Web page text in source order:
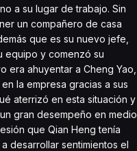
a su lugar de trabajo. Sin
un compañero de casa
que es su nuevo jefe,
equipo y comenzó su
era ahuyentar a Cheng Yao,
la empresa gracias a sus
aterrizó en esta situación y
gran desempeño en medio
que Qian Heng tenía
desarrollar sentimientos el